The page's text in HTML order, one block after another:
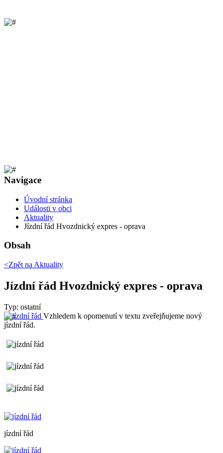
Navigace
Úvodní stránka
Události v obci
Aktuality
Jízdní řád Hvozdnický expres - oprava
Obsah
<Zpět na Aktuality
Jízdní řád Hvozdnický expres - oprava
Typ: ostatní
Vzhledem k opomenutí v textu zveřejňujeme nový
jízdní řád.
jízdní řád